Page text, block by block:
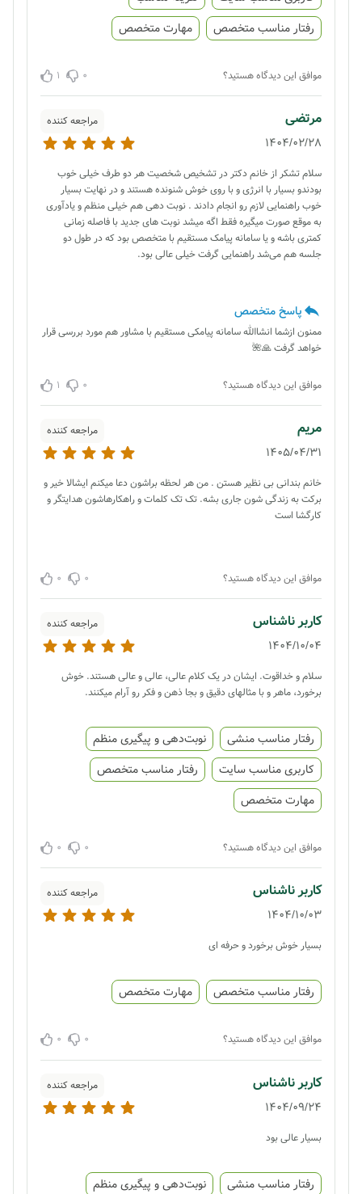
رفتار مناسب متخصص
مهارت متخصص
موافق این دیدگاه هستید؟ 0
1
مرتضی مراجعه کننده
1404/02/28
سلام تشکر از خانم دکتر در تشخیص شخصیت هر دو طرف خیلی خوب
بودندو بسیار با انرژی و با روی خوش شنونده هستند و در نهایت بسیار
خوب راهنمایی لازم رو انجام دادند . نوبت دهی هم خیلی منظم و یادآوری
به موقع صورت میگیره فقط اگه میشد نوبت های جدید با فاصله زمانی
کمتری باشه و یا سامانه پیامک مستقیم با متخصص بود که در طول دو
جلسه هم می‌شد راهنمایی گرفت خیلی عالی بود.
پاسخ متخصص
ممنون ازشما انشاالله سامانه پیامکی مستقیم با مشاور هم مورد بررسی قرار
خواهد گرفت 🙏🌺
موافق این دیدگاه هستید؟ 0
1
مریم مراجعه کننده
1405/04/31
خانم بندانی بی نظیر هستن . من هر لحظه براشون دعا میکنم ایشالا خیر و
برکت به زندگی شون جاری بشه. تک تک کلمات و راهکارهاشون هدایتگر و
کارگشا است
موافق این دیدگاه هستید؟ 0
0
کاربر ناشناس مراجعه کننده
1404/10/04
سلام و خداقوت. ایشان در یک کلام عالی، عالی و عالی هستند. خوش
برخورد، ماهر و با مثالهای دقیق و بجا ذهن و فکر رو آرام میکنند.
رفتار مناسب منشی
نوبت‌دهی و پیگیری منظم
کاربری مناسب سایت
رفتار مناسب متخصص
مهارت متخصص
موافق این دیدگاه هستید؟ 0
0
کاربر ناشناس مراجعه کننده
1404/10/03
بسیار خوش برخورد و حرفه ای
رفتار مناسب متخصص مهارت متخصص
موافق این دیدگاه هستید؟ 0
0
کاربر ناشناس مراجعه کننده
1404/09/24
بسیار عالی بود
رفتار مناسب منشی
نوبت‌دهی و پیگیری منظم